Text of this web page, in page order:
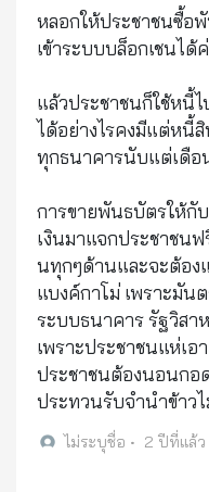
หลอกให้ประชาชนซื้อ
เข้าระบบบล็อกเชนไ
แล้วประชาชนก็ใช้หนี้ไ
ได้อย่างไรคงมีแต่หนี้
ทุกธนาคารนับแต่เดือ
การขายพันธบัตรให้กั
เงินมาแจกประชาชน
นทุกๆด้านและจะต้อง
แบงค์กาโม่ เพราะมัน
ระบบธนาคาร รัฐวิสา
เพราะประชาชนแห่เ
ประชาชนต้องนอนกอ
ประทวนรับจำนำข้าว
ไม่ระบุชื่อ • 2 ปีที่แล้ว